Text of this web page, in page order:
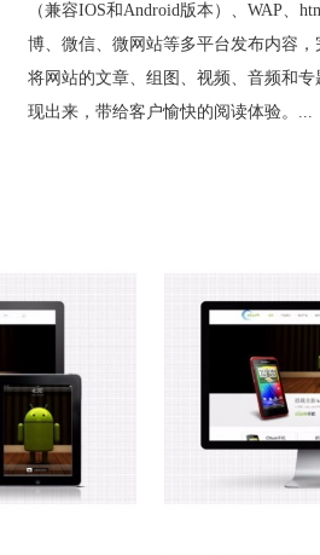
（兼容IOS和Android版本）、WAP、
博、微信、微网站等多平台发布内容
将网站的文章、组图、视频、音频和
现出来，带给客户愉快的阅读体验。...